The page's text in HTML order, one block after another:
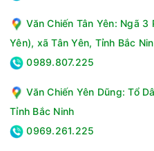
Văn Chiến Tân Yên: Ngã
Yên), xã Tân Yên, Tỉnh Bắc
0989.807.225
Văn Chiến Yên Dũng: Tổ
Tỉnh Bắc Ninh
0969.261.225